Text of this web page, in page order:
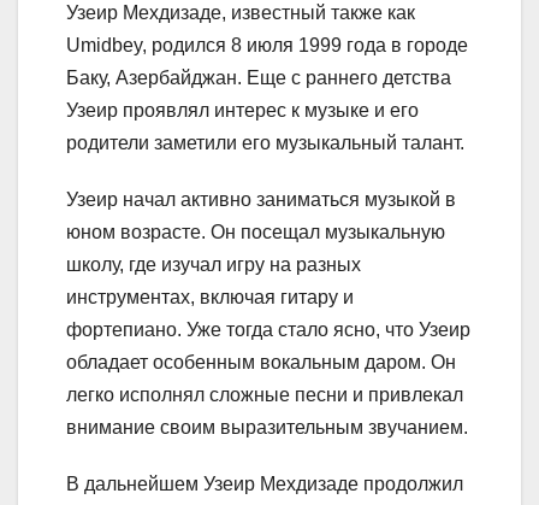
Узеир Мехдизаде, известный также как
Umidbey, родился 8 июля 1999 года в городе
Баку, Азербайджан. Еще с раннего детства
Узеир проявлял интерес к музыке и его
родители заметили его музыкальный талант.
Узеир начал активно заниматься музыкой в
юном возрасте. Он посещал музыкальную
школу, где изучал игру на разных
инструментах, включая гитару и
фортепиано. Уже тогда стало ясно, что Узеир
обладает особенным вокальным даром. Он
легко исполнял сложные песни и привлекал
внимание своим выразительным звучанием.
В дальнейшем Узеир Мехдизаде продолжил